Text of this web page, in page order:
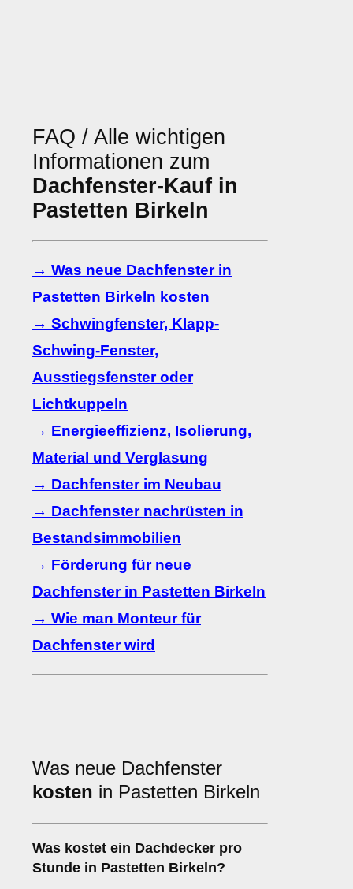
FAQ / Alle wichtigen
Informationen zum
Dachfenster-Kauf in
Pastetten Birkeln
→ Was neue Dachfenster in
Pastetten Birkeln kosten
→ Schwingfenster, Klapp-
Schwing-Fenster,
Ausstiegsfenster oder
Lichtkuppeln
→ Energieeffizienz, Isolierung,
Material und Verglasung
→ Dachfenster im Neubau
→ Dachfenster nachrüsten in
Bestandsimmobilien
→ Förderung für neue
Dachfenster in Pastetten Birkeln
→ Wie man Monteur für
Dachfenster wird
Was neue Dachfenster
kosten in Pastetten Birkeln
Was kostet ein Dachdecker pro
Stunde in Pastetten Birkeln?